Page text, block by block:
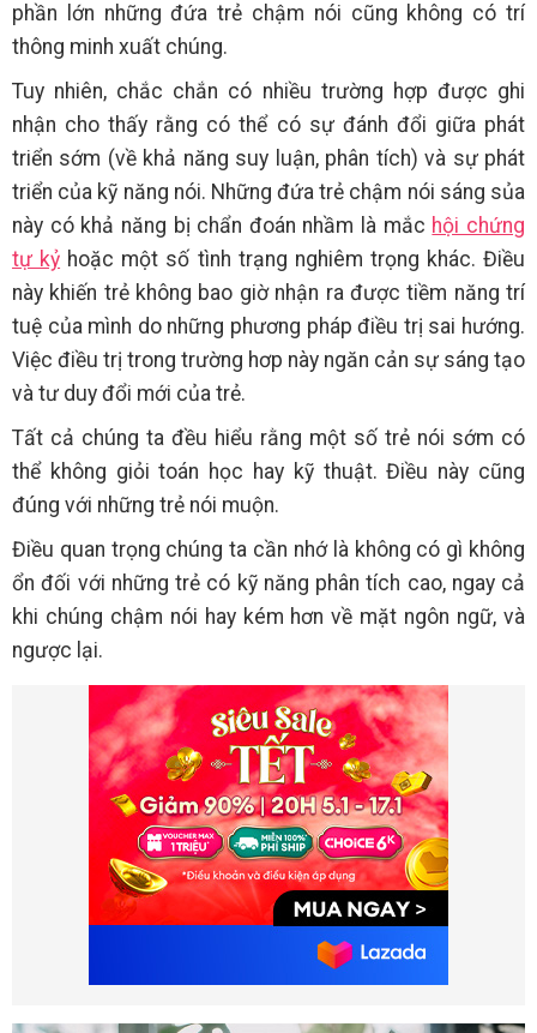
phần lớn những đứa trẻ chậm nói cũng không có trí
thông minh xuất chúng.
Tuy nhiên, chắc chắn có nhiều trường hợp được ghi
nhận cho thấy rằng có thể có sự đánh đổi giữa phát
triển sớm (về khả năng suy luận, phân tích) và sự phát
triển của kỹ năng nói. Những đứa trẻ chậm nói sáng sủa
này có khả năng bị chẩn đoán nhầm là mắc hội chứng
tự kỷ hoặc một số tình trạng nghiêm trọng khác. Điều
này khiến trẻ không bao giờ nhận ra được tiềm năng trí
tuệ của mình do những phương pháp điều trị sai hướng.
Việc điều trị trong trường hơp này ngăn cản sự sáng tạo
và tư duy đổi mới của trẻ.
Tất cả chúng ta đều hiểu rằng một số trẻ nói sớm có
thể không giỏi toán học hay kỹ thuật. Điều này cũng
đúng với những trẻ nói muộn.
Điều quan trọng chúng ta cần nhớ là không có gì không
ổn đối với những trẻ có kỹ năng phân tích cao, ngay cả
khi chúng chậm nói hay kém hơn về mặt ngôn ngữ, và
ngược lại.